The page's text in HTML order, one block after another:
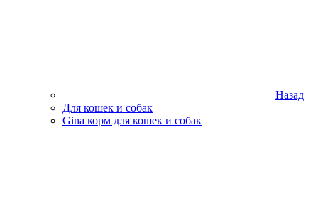
Назад
Для кошек и собак
Gina корм для кошек и собак